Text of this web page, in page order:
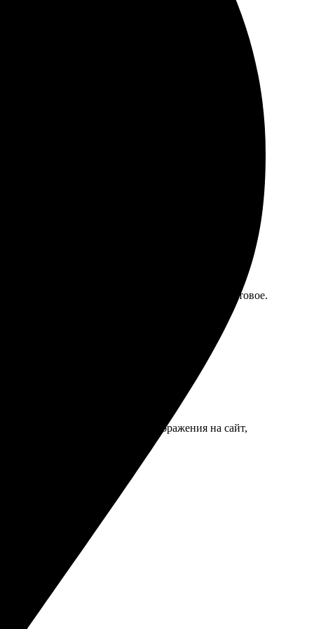
аккуратно упакованные, качество на высоте!
простым и интуитивно понятным. Загружала
как на экране. Доставили быстро, упаковка
обработка, через пару дней забрал готовое.
и понятным. Загрузил изображения на сайт,